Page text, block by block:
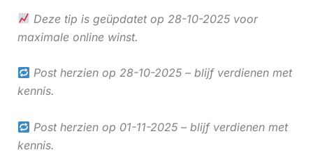
Deze tip is geüpdatet op 28-10-2025 voor
maximale online winst.
Post herzien op 28-10-2025 – blijf verdienen met
kennis.
Post herzien op 01-11-2025 – blijf verdienen met
kennis.